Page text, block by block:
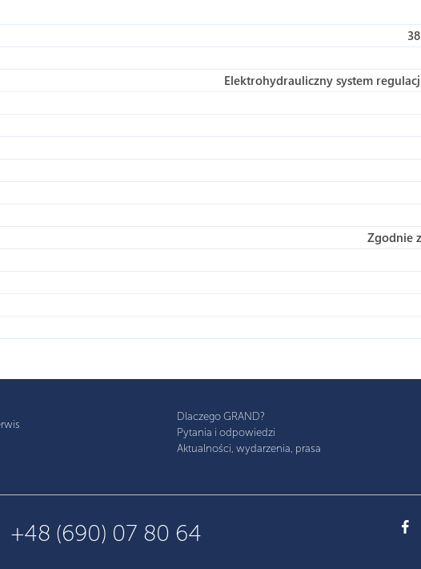
Elektrohydrauliczny system
Zgodnie
Dlaczego GRAND?
Pytania i odpowiedzi
Aktualności, wydarzenia, prasa
+48 (690) 07 80 64